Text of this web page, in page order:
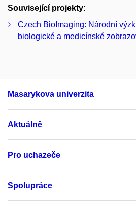
Související projekty:
Czech BioImaging: Národní
biologické a medicínské
Masarykova univerzita
Aktuálně
Pro uchazeče
Spolupráce